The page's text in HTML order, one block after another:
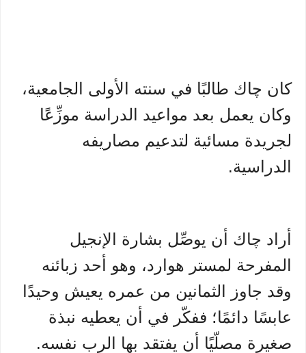
كان چاك طالبًا في سنته الأولى الجامعية،
وكان يعمل بعد مواعيد الدراسة موزِّعًا
لجريدة مسائية لتدعيم مصاريفه
الدراسية.
أراد چاك أن يوصِّل بشارة الإنجيل
المفرحة لمستر هوارد، وهو أحد زبائنه
وقد جاوز الثمانين من عمره يعيش وحيدًا
عابسًا دائمًا؛ ففكّر في أن يعطيه نبذة
صغيرة مصلّيًا أن يفتقد بها الرب نفسه.